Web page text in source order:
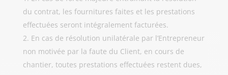
du contrat, les fournitures faites et les prestations
effectuées seront intégralement facturées.
En cas de résolution unilatérale par l’Entrepreneur
non motivée par la faute du Client, en cours de
chantier, toutes prestations effectuées restent dues,